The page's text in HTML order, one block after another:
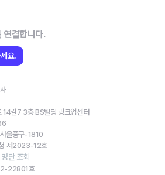
결합니다.
요.
14길7 3층 BS빌딩 링크업센터
울중구-1810
제2023-12호
단 조회
22801호